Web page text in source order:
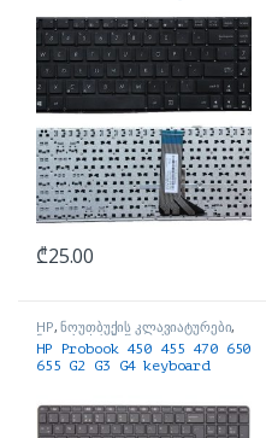
₾25.00
HP,ნოუთბუქის კლავიატურები,
ნოუთბუქის ნაწილები და
აქსესუარები
HP Probook 450 455 470 650
655 G2 G3 G4 keyboard